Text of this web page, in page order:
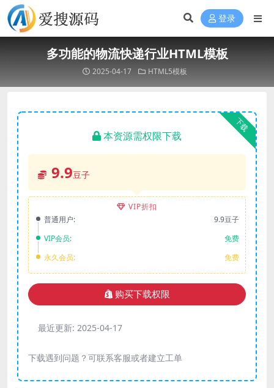
登录
多功能的物流快递行业HTML模板
2025-04-17 HTML5模板
下载
本资源需权限下载
9.9豆子
VIP折扣
普通用户:
9.9豆子
VIP会员:
免费
永久会员:
免费
购买下载权限
最近更新: 2025-04-17
下载遇到问题？可联系客服或者建立工单